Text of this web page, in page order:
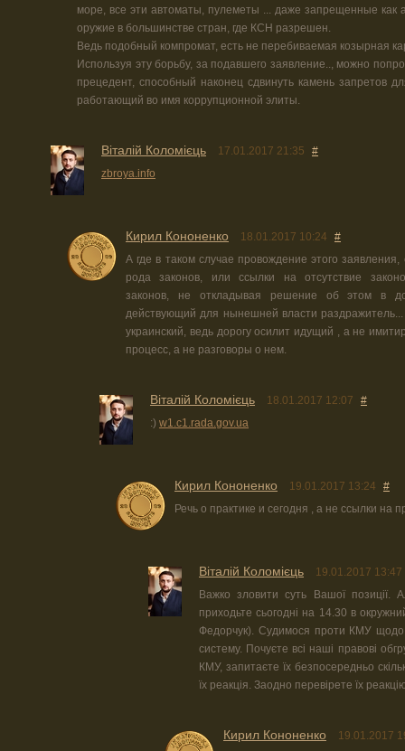
море, все эти автоматы, пулеметы ... даже запрещенные как
оружие в большинстве стран, где КСН разрешен.
Ведь подобный компромат, есть не перебиваемая козырная
Используя эту борьбу, за подавшего заявление.., можно
прецедент, способный наконец сдвинуть камень запретов
работающий во имя коррупционной элиты.
Віталій Коломієць 17.01.2017 21:35
#
zbroya.info
Кирил Кононенко 18.01.2017 10:24
#
А где в таком случае провождение этого
рода законов, или ссылки на отсутствие
законов, не откладывая решение об этом в
действующий для нынешней власти раздражитель...
украинский, ведь дорогу осилит идущий , а не
процесс, а не разговоры о нем.
Віталій Коломієць 18.01.2017 12:07
#
:) w1.c1.rada.gov.ua
Кирил Кононенко 19.01.2017 13:24
#
Речь о практике и сегодня , а не ссылки на
Віталій Коломієць
19.01.2017 13:47
Важко зловити суть Вашої
приходьте сьогодні на 14.30 в
Федорчук). Судимося проти КМУ щодо
систему. Почуєте всі наші правові
КМУ, запитаєте їх безпосередньо
їх реакція. Заодно перевірете їх
Кирил Кононенко
19.01.2017